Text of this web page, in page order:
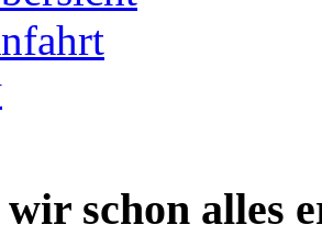
wir schon alles